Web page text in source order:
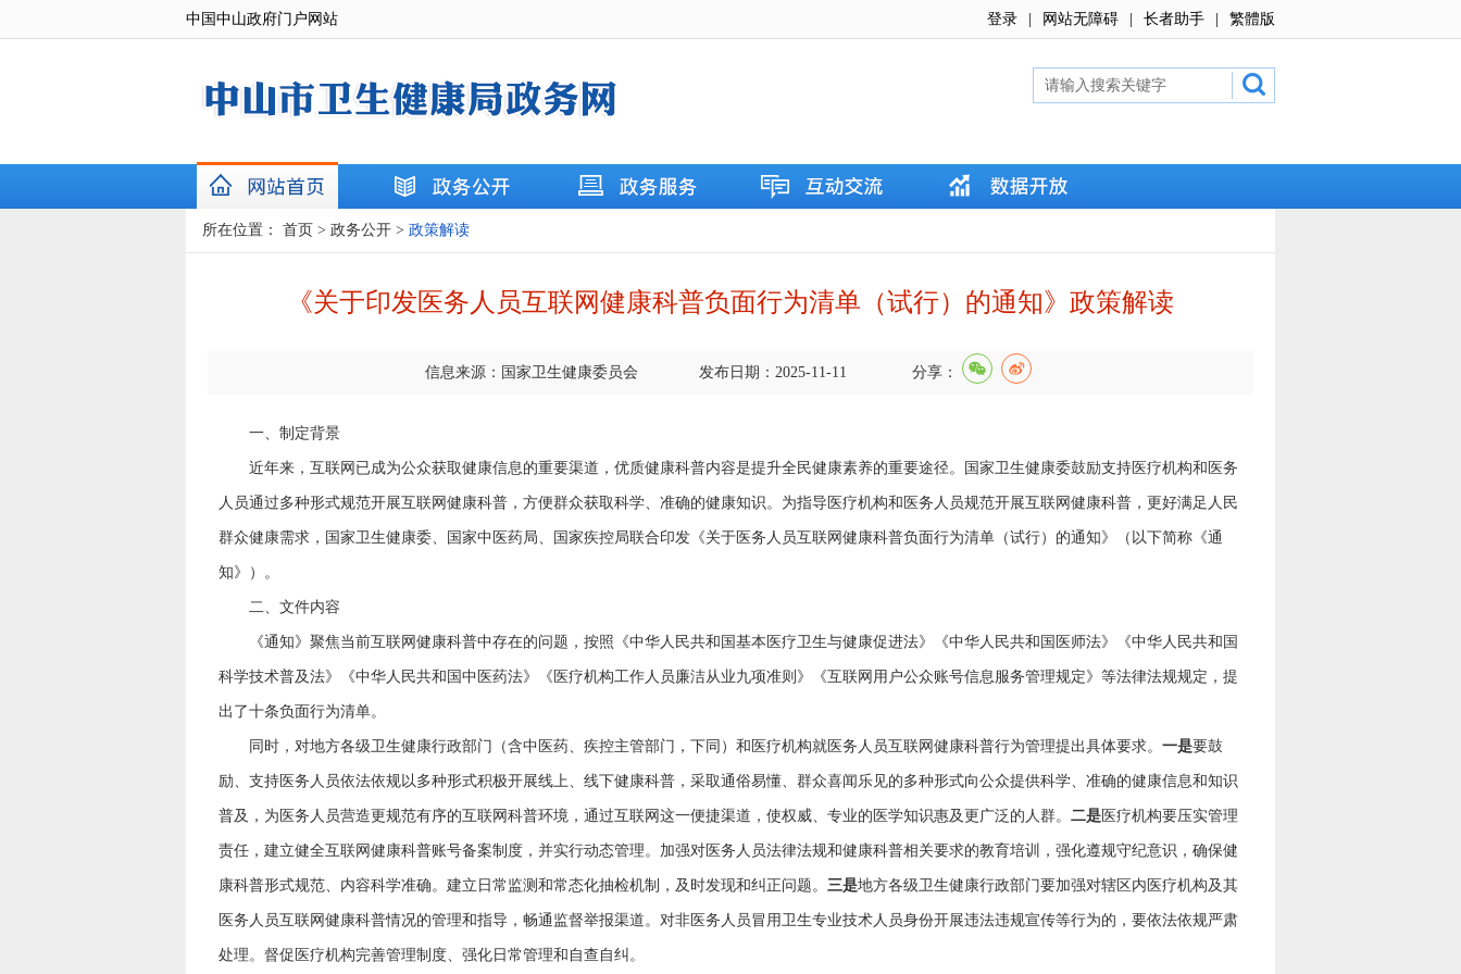
中国中山政府门户网站 登录 网站无障碍 长者助手 繁體版
所在位置： 首页 > 政务公开 > 政策解读
《关于印发医务人员互联网健康科普负面行为清单（试行）的通知》政策解读
信息来源：国家卫生健康委员会 发布日期：2025-11-11 分享：
一、制定背景
近年来，互联网已成为公众获取健康信息的重要渠道，优质健康科普内容是提升全民健康素养的重要途径。国家卫生健康委鼓励支持医疗机构和医务
人员通过多种形式规范开展互联网健康科普，方便群众获取科学、准确的健康知识。为指导医疗机构和医务人员规范开展互联网健康科普，更好满足人民
群众健康需求，国家卫生健康委、国家中医药局、国家疾控局联合印发《关于医务人员互联网健康科普负面行为清单（试行）的通知》（以下简称《通
知》）。
二、文件内容
《通知》聚焦当前互联网健康科普中存在的问题，按照《中华人民共和国基本医疗卫生与健康促进法》《中华人民共和国医师法》《中华人民共和国
科学技术普及法》《中华人民共和国中医药法》《医疗机构工作人员廉洁从业九项准则》《互联网用户公众账号信息服务管理规定》等法律法规规定，提
出了十条负面行为清单。
同时，对地方各级卫生健康行政部门（含中医药、疾控主管部门，下同）和医疗机构就医务人员互联网健康科普行为管理提出具体要求。 一是要鼓
励、支持医务人员依法依规以多种形式积极开展线上、线下健康科普，采取通俗易懂、群众喜闻乐见的多种形式向公众提供科学、准确的健康信息和知识
普及，为医务人员营造更规范有序的互联网科普环境，通过互联网这一便捷渠道，使权威、专业的医学知识惠及更广泛的人群。 二是 医疗机构要压实管理
责任，建立健全互联网健康科普账号备案制度，并实行动态管理。加强对医务人员法律法规和健康科普相关要求的教育培训，强化遵规守纪意识，确保健
康科普形式规范、内容科学准确。建立日常监测和常态化抽检机制，及时发现和纠正问题。 三是地方各级卫生健康行政部门要加强对辖区内医疗机构及其
医务人员互联网健康科普情况的管理和指导，畅通监督举报渠道。对非医务人员冒用卫生专业技术人员身份开展违法违规宣传等行为的，要依法依规严肃
处理。督促医疗机构完善管理制度、强化日常管理和自查自纠。